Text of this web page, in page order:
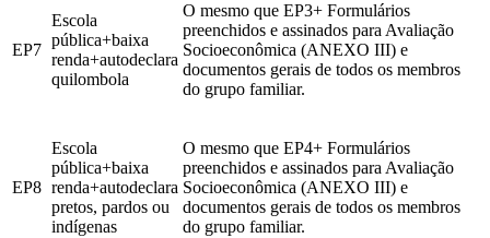
EP7
Escola
pública+baixa
renda+autodeclara
quilombola
O mesmo que EP3+ Formulários
preenchidos e assinados para Avaliação
Socioeconômica (ANEXO III) e
documentos gerais de todos os membros
do grupo familiar.
EP8
Escola
pública+baixa
renda+autodeclara
pretos, pardos ou
indígenas
O mesmo que EP4+ Formulários
preenchidos e assinados para Avaliação
Socioeconômica (ANEXO III) e
documentos gerais de todos os membros
do grupo familiar.